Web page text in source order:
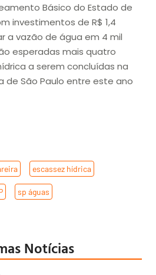
Básico do Estado de
investimentos de R$ 1,4
a vazão de água em 4 mil
esperadas mais quatro
a serem concluídas na
de São Paulo entre este ano
escassez hídrica
sp águas
Notícias